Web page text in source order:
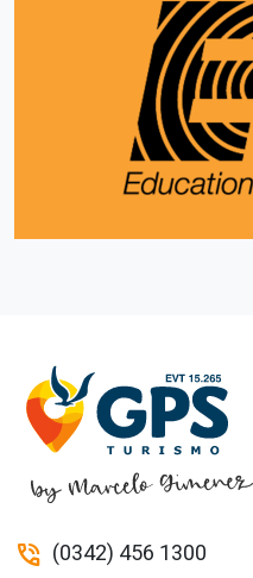
phone_in_talk (0342) 456 1300